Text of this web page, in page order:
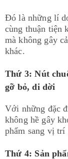
Đó là những lí
cùng thuận tiện
mà không gây
khác.
Thứ 3: Nút
gỡ bỏ, di dời
Với những đặc
không hề gây
phẩm sang vị trí
Thứ 4: Sản